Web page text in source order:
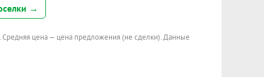
→
Средняя цена — цена предложения (не сделки). Данные